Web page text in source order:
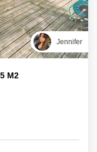
Jennifer
M2